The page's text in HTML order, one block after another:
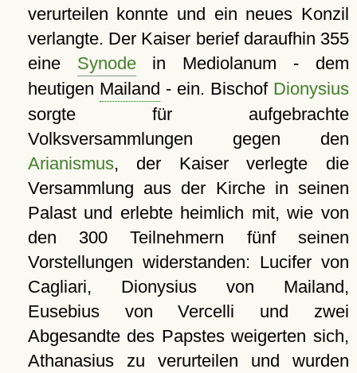
verurteilen konnte und ein neues Konzil
verlangte. Der Kaiser berief daraufhin 355
eine Synodein Mediolanum - dem
heutigen Mailand - ein. Bischof Dionysius
sorgte für aufgebrachte
Volksversammlungen gegen den
Arianismus, der Kaiser verlegte die
Versammlung aus der Kirche in seinen
Palast und erlebte heimlich mit, wie von
den 300 Teilnehmern fünf seinen
Vorstellungen widerstanden: Lucifer von
Cagliari, Dionysius von Mailand,
Eusebius von Vercelli und zwei
Abgesandte des Papstes weigerten sich,
Athanasius zu verurteilen und wurden